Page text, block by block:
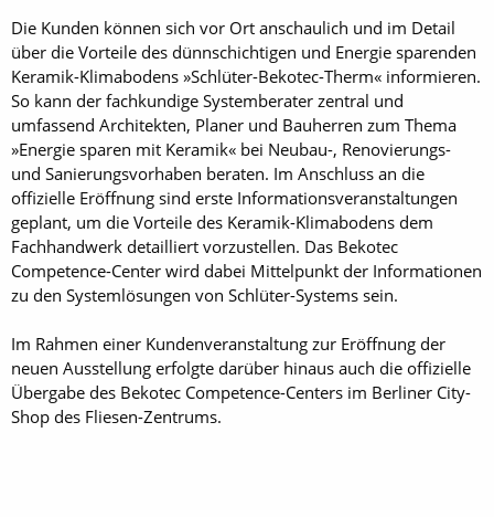
Die Kunden können sich vor Ort anschaulich und im Detail
über die Vorteile des dünnschichtigen und Energie sparenden
Keramik-Klimabodens »Schlüter-Bekotec-Therm« informieren.
So kann der fachkundige Systemberater zentral und
umfassend Architekten, Planer und Bauherren zum Thema
»Energie sparen mit Keramik« bei Neubau-, Renovierungs-
und Sanierungsvorhaben beraten. Im Anschluss an die
offizielle Eröffnung sind erste Informationsveranstaltungen
geplant, um die Vorteile des Keramik-Klimabodens dem
Fachhandwerk detailliert vorzustellen. Das Bekotec
Competence-Center wird dabei Mittelpunkt der Informationen
zu den Systemlösungen von Schlüter-Systems sein.
Im Rahmen einer Kundenveranstaltung zur Eröffnung der
neuen Ausstellung erfolgte darüber hinaus auch die offizielle
Übergabe des Bekotec Competence-Centers im Berliner City-
Shop des Fliesen-Zentrums.